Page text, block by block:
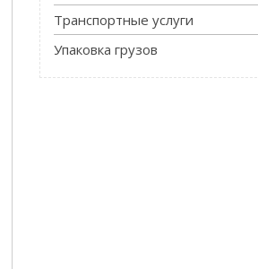
Транспортные услуги
Упаковка грузов